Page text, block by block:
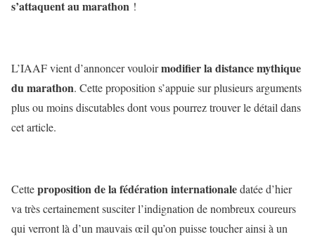
s’attaquent au marathon !
L’IAAF vient d’annoncer vouloirmodifier la distance mythique
du marathon. Cette proposition s’appuie sur plusieurs arguments
plus ou moins discutables dont vous pourrez trouver le détail dans
cet article.
Cetteproposition de la fédération internationaledatée d’hier
va très certainement susciter l’indignation de nombreux coureurs
qui verront là d’un mauvais œil qu’on puisse toucher ainsi à un